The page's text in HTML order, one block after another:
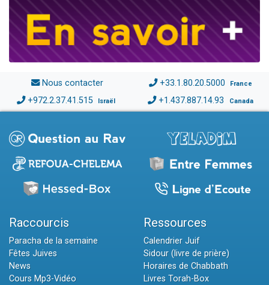
Nous contacter +33.1.80.20.5000 France
+972.2.37.41.515 Israël +1.437.887.14.93 Canada
Raccourcis
Paracha de la semaine
Fêtes Juives
News
Cours Mp3-Vidéo
Ressources
Calendrier Juif
Sidour (livre de prière)
Horaires de Chabbath
Livres Torah-Box